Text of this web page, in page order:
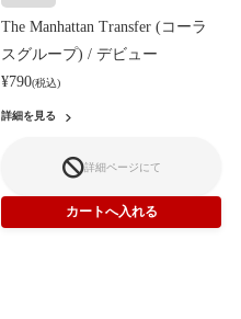
The Manhattan Transfer (コーラ
スグループ) / デビュー
¥790(税込)
詳細を見る
詳細ページにて